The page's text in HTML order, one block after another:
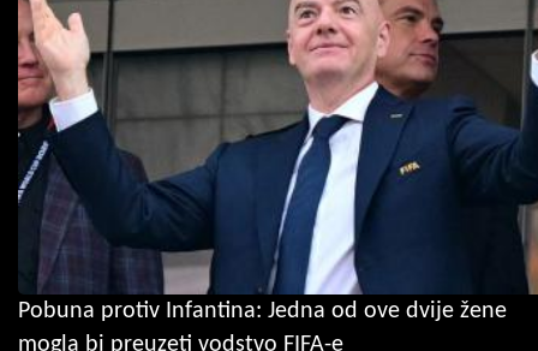
Pobuna protiv Infantina: Jedna od ove dvije žene
mogla bi preuzeti vodstvo FIFA-e